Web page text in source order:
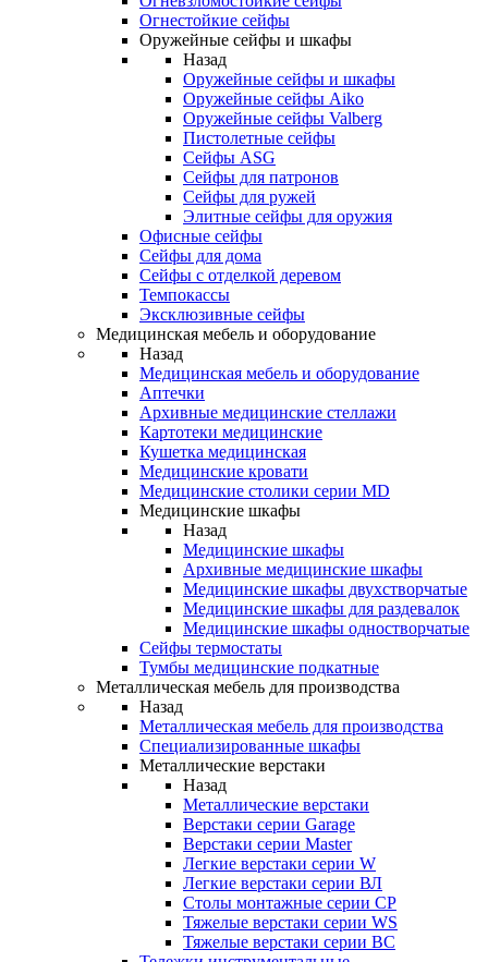
Огнестойкие сейфы
Оружейные сейфы и шкафы
Назад
Оружейные сейфы и шкафы
Оружейные сейфы Aiko
Оружейные сейфы Valberg
Пистолетные сейфы
Сейфы ASG
Сейфы для патронов
Сейфы для ружей
Элитные сейфы для оружия
Офисные сейфы
Сейфы для дома
Сейфы с отделкой деревом
Темпокассы
Эксклюзивные сейфы
Медицинская мебель и оборудование
Назад
Медицинская мебель и оборудование
Аптечки
Архивные медицинские стеллажи
Картотеки медицинские
Кушетка медицинская
Медицинские кровати
Медицинские столики серии MD
Медицинские шкафы
Назад
Медицинские шкафы
Архивные медицинские шкафы
Медицинские шкафы двухстворчатые
Медицинские шкафы для раздевалок
Медицинские шкафы одностворчатые
Сейфы термостаты
Тумбы медицинские подкатные
Металлическая мебель для производства
Назад
Металлическая мебель для производства
Cпециализированные шкафы
Металлические верстаки
Назад
Металлические верстаки
Верстаки серии Garage
Верстаки серии Master
Легкие верстаки серии W
Легкие верстаки серии ВЛ
Столы монтажные серии СР
Тяжелые верстаки серии WS
Тяжелые верстаки серии ВС